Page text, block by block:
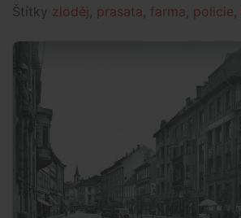
Štítky zloděj prasata farma policie